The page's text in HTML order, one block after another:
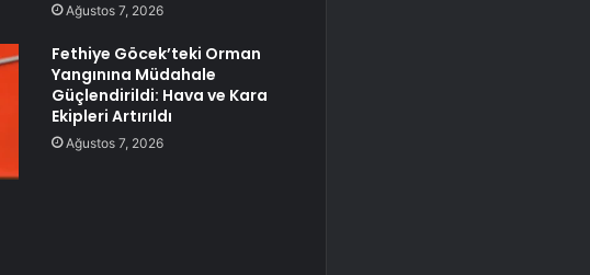
Ağustos 7, 2026
Fethiye Göcek’teki Orman
Yangınına Müdahale
Güçlendirildi: Hava ve Kara
Ekipleri Artırıldı
Ağustos 7, 2026